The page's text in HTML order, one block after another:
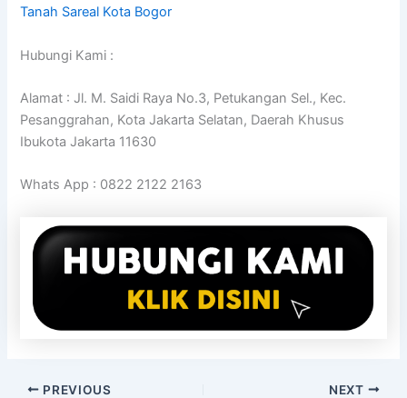
Tanah Sareal Kota Bogor
Hubungi Kami :
Alamat : Jl. M. Saidi Raya No.3, Petukangan Sel., Kec.
Pesanggrahan, Kota Jakarta Selatan, Daerah Khusus
Ibukota Jakarta 11630
Whats App : 0822 2122 2163
PREVIOUS NEXT